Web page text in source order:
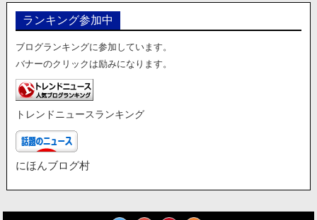
リ
ランキング参加中
ブログランキングに参加しています。
バナーのクリックは励みになります。
トレンドニュースランキング
にほんブログ村